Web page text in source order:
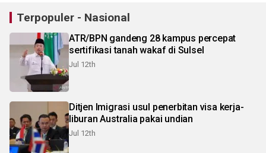
Terpopuler - Nasional
ATR/BPN gandeng 28 kampus percepat
sertifikasi tanah wakaf di Sulsel
Jul 12th
Ditjen Imigrasi usul penerbitan visa kerja-
liburan Australia pakai undian
Jul 12th